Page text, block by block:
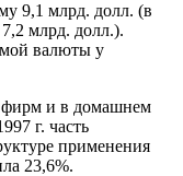
9,1 млрд. долл. (в
млрд. долл.).
валюты у
фирм и в домашнем
г. часть
применения
23,6%.